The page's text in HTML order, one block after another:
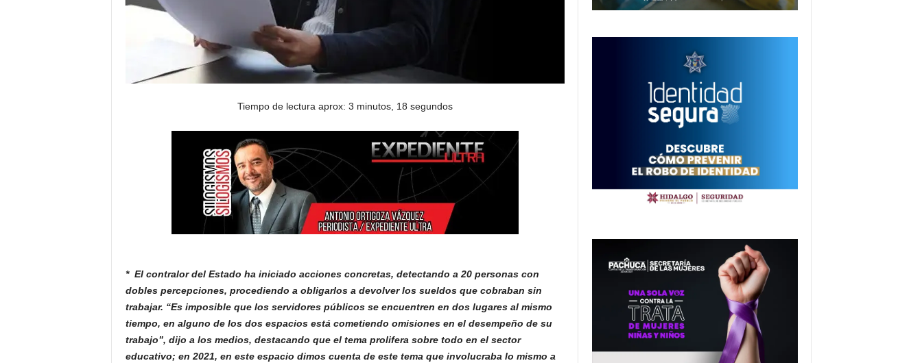
Tiempo de lectura aprox: 3 minutos, 18 segundos
* El contralor del Estado ha iniciado acciones concretas, detectando a 20 personas con
dobles percepciones, procediendo a obligarlos a devolver los sueldos que cobraban sin
trabajar. “Es imposible que los servidores públicos se encuentren en dos lugares al mismo
tiempo, en alguno de los dos espacios está cometiendo omisiones en el desempeño de su
trabajo”, dijo a los medios, destacando que el tema prolifera sobre todo en el sector
educativo; en 2021, en este espacio dimos cuenta de este tema que involucraba lo mismo a